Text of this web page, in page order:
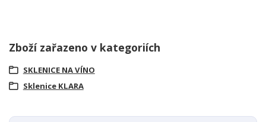
Zboží zařazeno v kategoriích
SKLENICE NA VÍNO
Sklenice KLARA